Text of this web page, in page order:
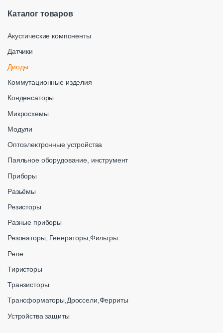
Каталог товаров
Акустические компоненты
Датчики
Диоды
Коммутационные изделия
Конденсаторы
Микросхемы
Модули
Оптоэлектронные устройства
Паяльное оборудование, инструмент
Приборы
Разьёмы
Резисторы
Разные приборы
Резонаторы, Генераторы,Фильтры
Реле
Тиристоры
Транзисторы
Трансформаторы,Дроссели,Ферриты
Устройства защиты